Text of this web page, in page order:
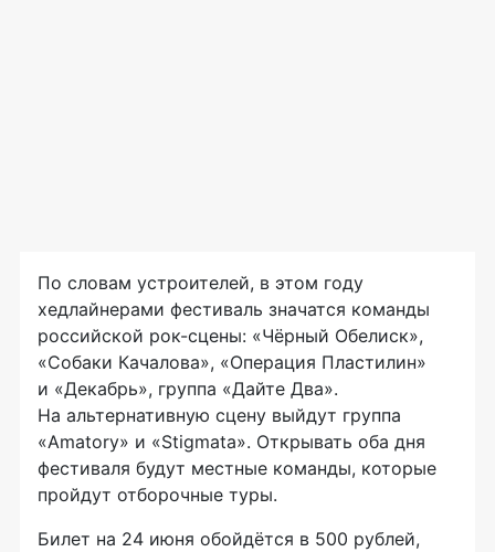
По словам устроителей, в этом году
хедлайнерами фестиваль значатся команды
российской рок-сцены: «Чёрный Обелиск»,
«Собаки Качалова», «Операция Пластилин»
и «Декабрь», группа «Дайте Два».
На альтернативную сцену выйдут группа
«Amatory» и «Stigmata». Открывать оба дня
фестиваля будут местные команды, которые
пройдут отборочные туры.
Билет на 24 июня обойдётся в 500 рублей,